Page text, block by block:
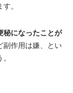
。
秘になったことが
副作用は嫌、とい